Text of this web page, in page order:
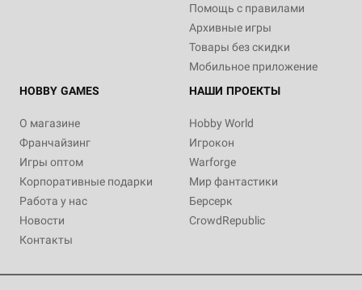
Помощь с правилами
Архивные игры
Товары без скидки
Мобильное приложение
HOBBY GAMES
О магазине
Франчайзинг
Игры оптом
Корпоративные подарки
Работа у нас
Новости
Контакты
НАШИ ПРОЕКТЫ
Hobby World
Игрокон
Warforge
Мир фантастики
Берсерк
CrowdRepublic